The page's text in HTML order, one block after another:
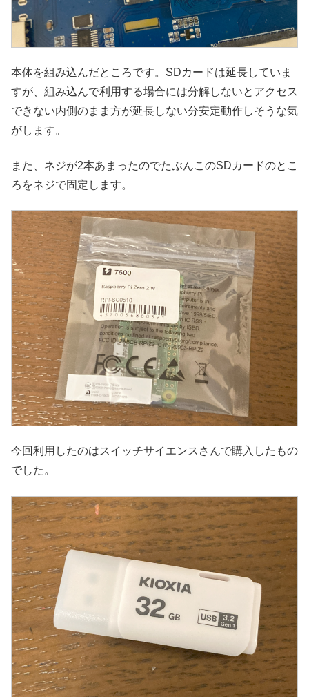
本体を組み込んだところです。SDカードは延長していま
すが、組み込んで利用する場合には分解しないとアクセス
できない内側のまま方が延長しない分安定動作しそうな気
がします。
また、ネジが2本あまったのでたぶんこのSDカードのとこ
ろをネジで固定します。
今回利用したのはスイッチサイエンスさんで購入したもの
でした。